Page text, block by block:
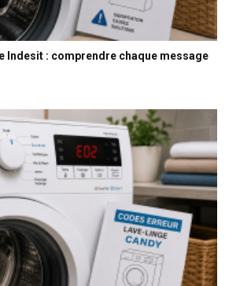
Indesit : comprendre chaque message